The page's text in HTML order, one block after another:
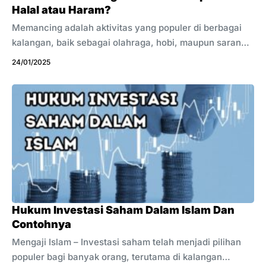
Halal atau Haram?
Memancing adalah aktivitas yang populer di berbagai
kalangan, baik sebagai olahraga, hobi, maupun sarana
untuk memenuhi kebutuhan pangan. Namun,
memancing dibolehkan dalam Islam, dan apakah niat
kita mempengaruhi hukumnya? Mari kita ulas secara
lebih mendalam tentang hukum memancing dalam Islam.
Sedikit info buat anda yang suka dunia memancing bisa
kunjungi situs www.gullrocksouthbay.com, ada
rekomendasi spot mancing yang bagus buat anda.
Hukum Dasar Memancing dalam Islam Secara umum,
berburu dan memancing dalam Islam adalah hal ...
24/01/2025
Hukum Investasi Saham Dalam Islam Dan
Contohnya
Mengaji Islam – Investasi saham telah menjadi pilihan
populer bagi banyak orang, terutama di kalangan